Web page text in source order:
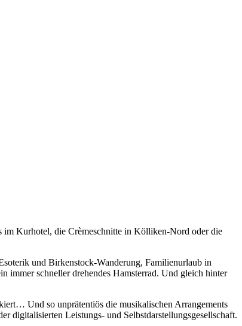
im Kurhotel, die Crèmeschnitte in Kölliken-Nord oder die
und Birkenstock-Wanderung, Familienurlaub in
immer schneller drehendes Hamsterrad. Und gleich hinter
Und so unprätentiös die musikalischen Arrangements
digitalisierten Leistungs- und Selbstdarstellungsgesellschaft.